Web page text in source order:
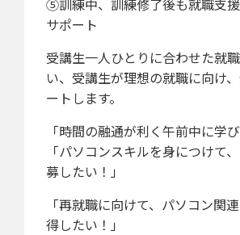
サポート
受講生一人ひとりに合わせた就
い、受講生が理想の就職に向け
ートします。
「時間の融通が利く午前中に学び
「パソコンスキルを身につけて
募したい！」
「再就職に向けて、パソコン関
得したい！」